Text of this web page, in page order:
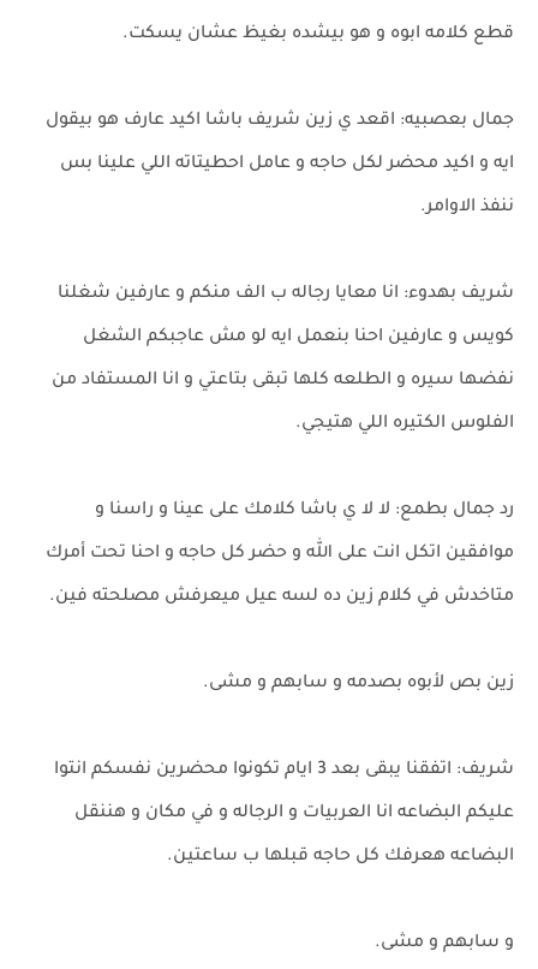
قطع كلامه ابوه و هو بيشده بغيظ عشان يسكت.
جمال بعصبيه: اقعد ي زين شريف باشا اكيد عارف هو بيقول
ايه و اكيد محضر لكل حاجه و عامل احطيتاته اللي علينا بس
ننفذ الاوامر.
شريف بهدوء: انا معايا رجاله ب الف منكم و عارفين شغلنا
كويس و عارفين احنا بنعمل ايه لو مش عاجبكم الشغل
نفضها سيره و الطلعه كلها تبقى بتاعتي و انا المستفاد من
الفلوس الكتيره اللي هتيجي.
رد جمال بطمع: لا لا ي باشا كلامك على عينا و راسنا و
موافقين اتكل انت على الله و حضر كل حاجه و احنا تحت أمرك
متاخدش في كلام زين ده لسه عيل ميعرفش مصلحته فين.
زين بص لأبوه بصدمه و سابهم و مشى.
شريف: اتفقنا يبقى بعد 3 ايام تكونوا محضرين نفسكم انتوا
عليكم البضاعه انا العربيات و الرجاله و في مكان و هننقل
البضاعه هعرفك كل حاجه قبلها ب ساعتين.
و سابهم و مشى.